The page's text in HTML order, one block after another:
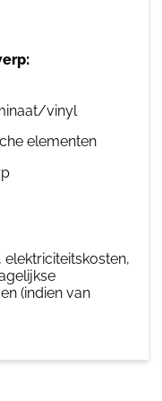
vinyl
elementen
(indien van